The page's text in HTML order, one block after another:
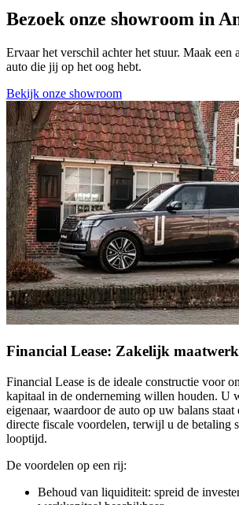
Bezoek onze showroom in
Ervaar het verschil achter het stuur. Maak een
auto die jij op het oog hebt.
Bekijk onze showroom
Financial Lease: Zakelijk maatwerk
Financial Lease is de ideale constructie voor
kapitaal in de onderneming willen houden. U
eigenaar, waardoor de auto op uw balans
directe fiscale voordelen, terwijl u de betaling
looptijd.
De voordelen op een rij:
Behoud van liquiditeit: spreid de